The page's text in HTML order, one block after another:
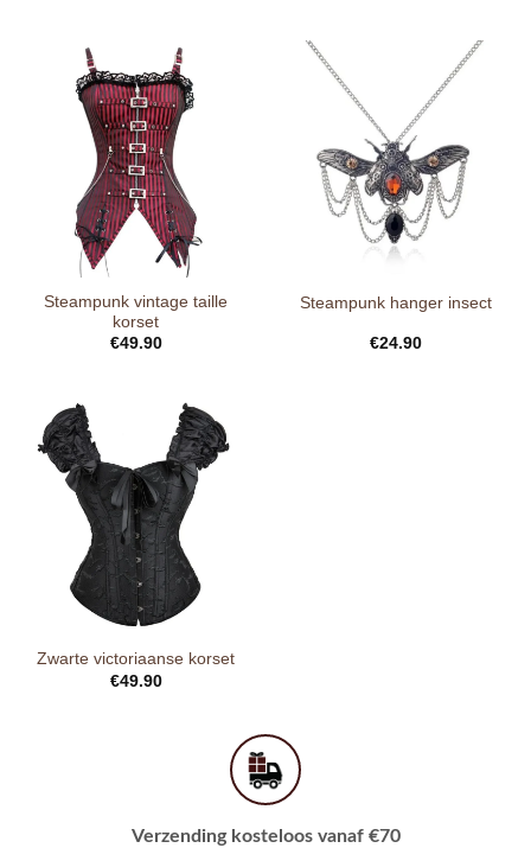
Steampunk vintage taille
korset
€49.90
Steampunk hanger insect
€24.90
Zwarte victoriaanse korset
€49.90
Verzending kosteloos vanaf €70